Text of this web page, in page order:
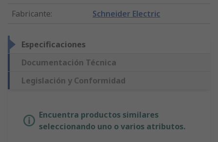
Fabricante: Schneider Electric
Especificaciones
Documentación Técnica
Legislación y Conformidad
Encuentra productos similares
seleccionando uno o varios atributos.